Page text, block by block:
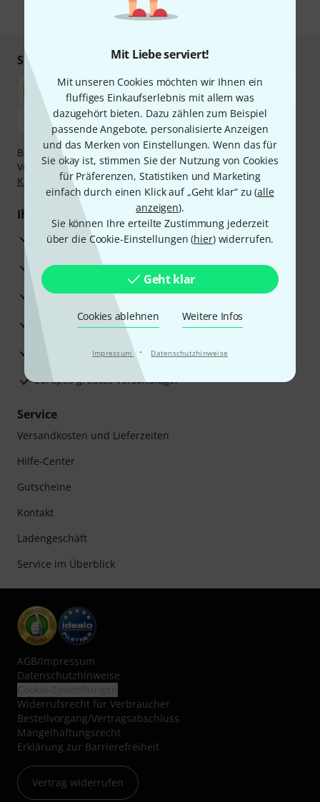
Mit Liebe serviert!
Mit unseren Cookies möchten wir Ihnen ein
fluffiges Einkaufserlebnis mit allem was
dazugehört bieten. Dazu zählen zum Beispiel
passende Angebote, personalisierte Anzeigen
und das Merken von Einstellungen. Wenn das für
Sie okay ist, stimmen Sie der Nutzung von Cookies
für Präferenzen, Statistiken und Marketing
einfach durch einen Klick auf „Geht klar“ zu (alle
anzeigen).
Sie können Ihre erteilte Zustimmung jederzeit
über die Cookie-Einstellungen (hier) widerrufen.
Geht klar
Cookies ablehnen Weitere Infos
Impressum · Datenschutzhinweise
* Pflichtfeld
Sicher einkaufen & bezahlen
Bezahlen Sie vertraulich und sicher per Nachnahme,
Vorkasse, PayPal, Amazon Pay,Klarna Sofort bezahlen,
Klarna Ratenzahlungoder Kreditkarte.
Ihre Vorteile
3 Jahre Thomann Garantie
30 Tage Money-Back-Garantie
Reparaturservice
Beratung durch Fachexperten
Zufriedenheitsgarantie
Europas größtes Versandlager
Service
Versandkosten und Lieferzeiten
Hilfe-Center
Gutscheine
Kontakt
Ladengeschäft
Service im Überblick
AGB/Impressum
Datenschutzhinweise
Widerrufsrecht für Verbraucher
Bestellvorgang/Vertragsabschluss
Mängelhaftungsrecht
Erklärung zur Barrierefreiheit
Vertrag widerrufen